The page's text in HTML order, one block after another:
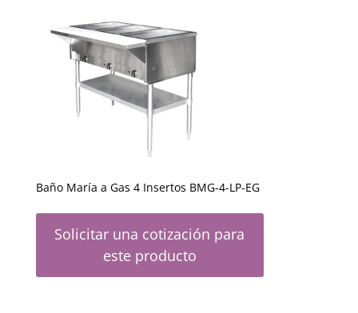
Baño María a Gas 4 Insertos BMG-4-LP-EG
Solicitar una cotización para
este producto